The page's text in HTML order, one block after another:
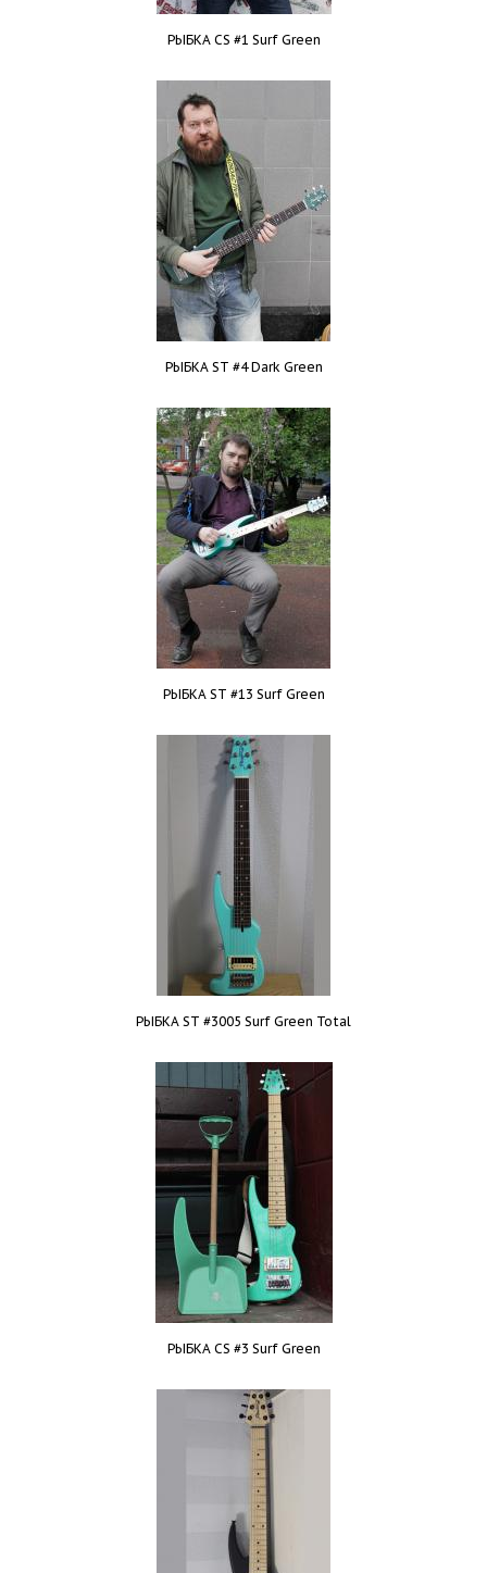
РЫБКА CS #1 Surf Green
РЫБКА ST #4 Dark Green
РЫБКА ST #13 Surf Green
РЫБКА ST #3005 Surf Green Total
РЫБКА CS #3 Surf Green